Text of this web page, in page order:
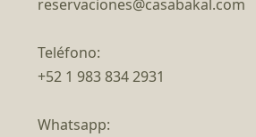
reservaciones@casabakal.com
Teléfono:
+52 1 983 834 2931
Whatsapp: